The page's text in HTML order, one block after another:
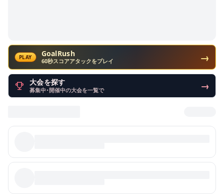
PLAY GoalRush
60秒スコアアタックをプレイ →
大会を探す
募集中・開催中の大会を一覧で →